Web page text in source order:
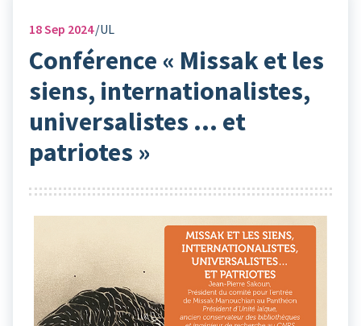
18Sep 2024 UL
Conférence « Missak et les
siens, internationalistes,
universalistes … et
patriotes »